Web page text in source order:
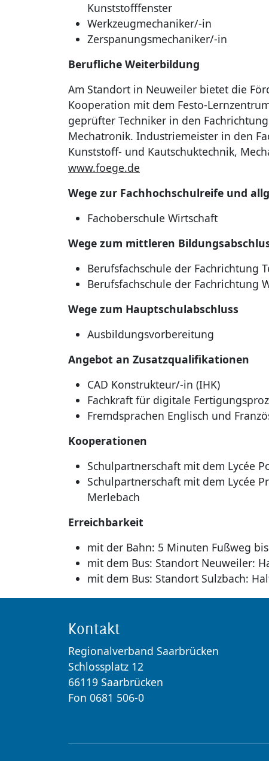
Kunststofffenster
Werkzeugmechaniker/-in
Zerspanungsmechaniker/-in
Berufliche Weiterbildung
Am Standort in Neuweiler bietet die
Kooperation mit dem Festo-
geprüfter Techniker in den
Mechatronik. Industriemeister in den
Kunststoff- und Kautschuktechnik,
www.foege.de
Wege zur Fachhochschulreife und
Fachoberschule Wirtschaft
Wege zum mittleren
Berufsfachschule der Fachrichtung
Berufsfachschule der Fachrichtung
Wege zum Hauptschulabschluss
Ausbildungsvorbereitung
Angebot an Zusatzqualifikationen
CAD Konstrukteur/-in (IHK)
Fachkraft für digitale
Fremdsprachen Englisch und
Kooperationen
Schulpartnerschaft mit dem Lycée
Schulpartnerschaft mit dem Lycée
Merlebach
Erreichbarkeit
mit der Bahn: 5 Minuten Fußweg
mit dem Bus: Standort Neuweiler:
mit dem Bus: Standort Sulzbach:
Kontakt
Regionalverband Saarbrücken
Schlossplatz 12
66119 Saarbrücken
Fon 0681 506-0